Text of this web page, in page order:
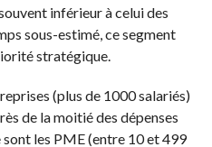
inférieur à celui des
sous-estimé, ce segment
stratégique.
(plus de 1000 salariés)
de la moitié des dépenses
les PME (entre 10 et 499